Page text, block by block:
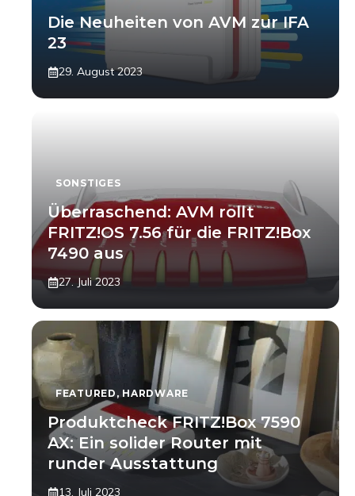
Die Neuheiten von AVM zur IFA
23
29. August 2023
SONSTIGES
Überraschend: AVM rollt
FRITZ!OS 7.56 für die FRITZ!Box
7490 aus
27. Juli 2023
FEATURED , HARDWARE
Produktcheck FRITZ!Box 7590
AX: Ein solider Router mit
runder Ausstattung
13. Juli 2023